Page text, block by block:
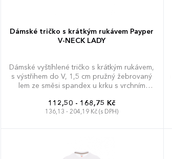
Dámské tričko s krátkým rukávem Payper
V-NECK LADY
Dámské vyštíhlené tričko s krátkým rukávem,
s výstřihem do V, 1,5 cm pružný žebrovaný
lem ze směsi spandex u krku s vrchním
výztuž od ramene k rameni viditelná na
límečku, pružné švy, postranní sešití.
112,50 - 168,75 Kč
136,13 - 204,19 Kč (s DPH)